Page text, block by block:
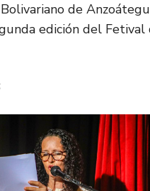
de
edición del